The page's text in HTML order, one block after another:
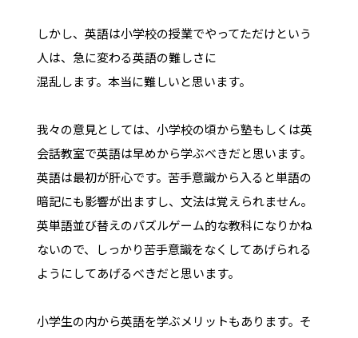
しかし、英語は小学校の授業でやってただけという
人は、急に変わる英語の難しさに
混乱します。本当に難しいと思います。
我々の意見としては、小学校の頃から塾もしくは英
会話教室で英語は早めから学ぶべきだと思います。
英語は最初が肝心です。苦手意識から入ると単語の
暗記にも影響が出ますし、文法は覚えられません。
英単語並び替えのパズルゲーム的な教科になりかね
ないので、しっかり苦手意識をなくしてあげられる
ようにしてあげるべきだと思います。
小学生の内から英語を学ぶメリットもあります。そ